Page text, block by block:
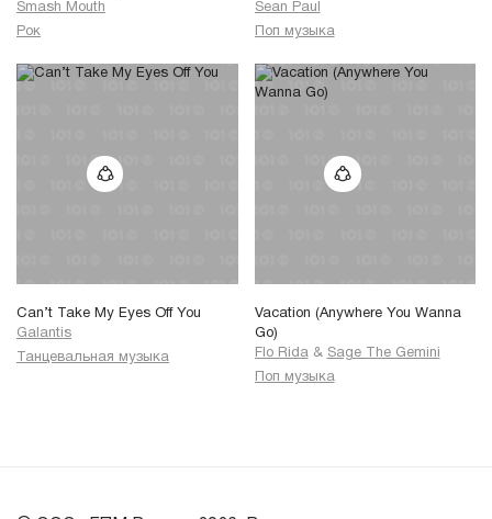
Smash Mouth
Рок
Sean Paul
Поп музыка
Can’t Take My Eyes Off You
Galantis
Танцевальная музыка
Vacation (Anywhere You Wanna
Go)
Flo Rida & Sage The Gemini
Поп музыка